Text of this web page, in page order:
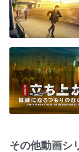
その他動画シ